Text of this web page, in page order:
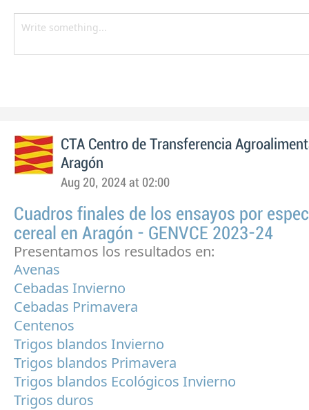
CTA Centro de Transferencia
Aragón
Aug 20, 2024 at 02:00
Cuadros finales de los ensayos por
cereal en Aragón - GENVCE 2023-24
Presentamos los resultados en:
Avenas
Cebadas Invierno
Cebadas Primavera
Centenos
Trigos blandos Invierno
Trigos blandos Primavera
Trigos blandos Ecológicos Invierno
Trigos duros